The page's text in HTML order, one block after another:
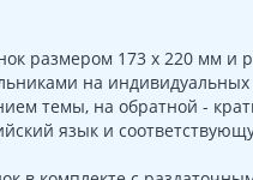
размером 173 х 220 мм
на индивидуальных
темы, на обратной -
язык и